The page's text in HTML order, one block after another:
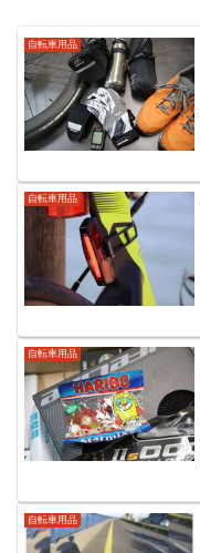
自転車用品
自転車用品
自転車用品
自転車用品